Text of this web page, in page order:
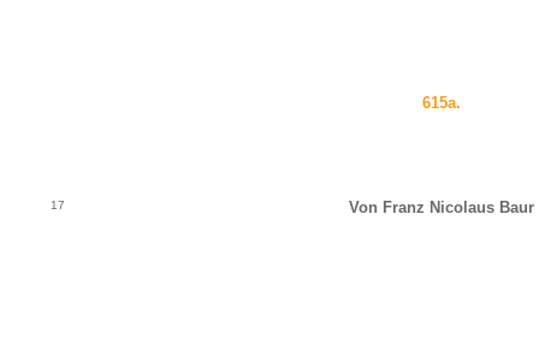
615a.
17 Von Franz Nicolaus Baur